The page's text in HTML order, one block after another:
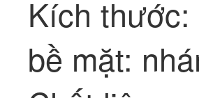
Kích
bề mặt: